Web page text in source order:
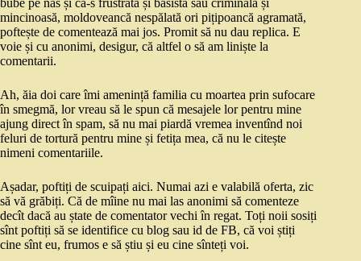
bube pe nas și că-s frustrată și băsistă sau criminală și
mincinoasă, moldoveancă nespălată ori pițipoancă agramată,
poftește de comentează mai jos. Promit să nu dau replica. E
voie și cu anonimi, desigur, că altfel o să am liniște la
comentarii.
Ah, ăia doi care îmi amenință familia cu moartea prin sufocare
în smegmă, lor vreau să le spun că mesajele lor pentru mine
ajung direct în spam, să nu mai piardă vremea inventînd noi
feluri de tortură pentru mine și fetița mea, că nu le citește
nimeni comentariile.
Așadar, poftiți de scuipați aici. Numai azi e valabilă oferta, zic
să vă grăbiți. Că de mîine nu mai las anonimi să comenteze
decît dacă au ștate de comentator vechi în regat. Toți noii sosiți
sînt poftiți să se identifice cu blog sau id de FB, că voi știți
cine sînt eu, frumos e să știu și eu cine sînteți voi.